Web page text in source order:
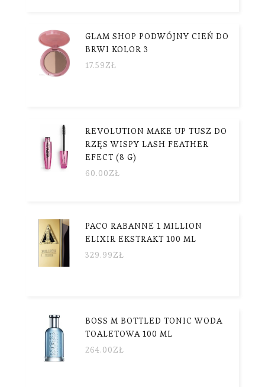
GLAM SHOP PODWÓJNY CIEŃ DO
BRWI KOLOR 3
17.59ZŁ
REVOLUTION MAKE UP TUSZ DO
RZĘS WISPY LASH FEATHER
EFECT (8 G)
60.00ZŁ
PACO RABANNE 1 MILLION
ELIXIR EKSTRAKT 100 ML
329.99ZŁ
BOSS M BOTTLED TONIC WODA
TOALETOWA 100 ML
264.00ZŁ